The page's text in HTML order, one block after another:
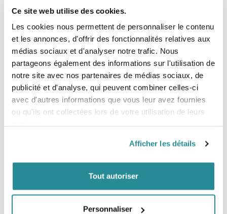
Ce site web utilise des cookies.
Les cookies nous permettent de personnaliser le contenu
et les annonces, d'offrir des fonctionnalités relatives aux
médias sociaux et d'analyser notre trafic. Nous
partageons également des informations sur l'utilisation de
notre site avec nos partenaires de médias sociaux, de
publicité et d'analyse, qui peuvent combiner celles-ci
avec d'autres informations que vous leur avez fournies
ou qu'ils ont collectées lors de votre utilisation de leurs
Afficher les détails
Tout autoriser
Personnaliser
Les coutures à bande flexible au niveau des cuisses, des
renforcés assurent flexibilité et solidité.
Les bords fusionnés au niveau des bras et des jambes
COUPE
Des épaules sans couture et conception avec un
minimum de panneaux apportent une liberté de
mouvement sans précédent.
Les impressions silicone étanches sur la fermeture avant,
les bras et les jambes empêchent l’eau de pénétrer.
Une fermeture par cordon souple permet un ajustement
(renforcés)
Cordon de serrage remplaçable
Sangles pour les jambes (séparées)
Guide des tailles